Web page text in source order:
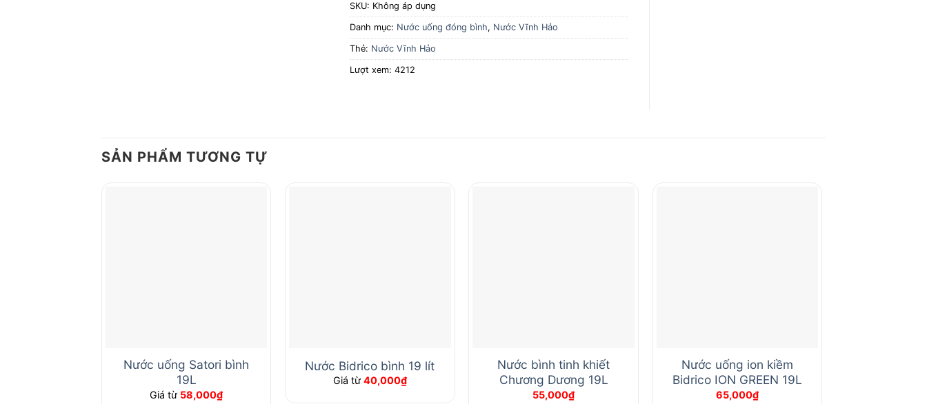
SKU: Không áp dụng
Danh mục: Nước uống đóng bình, Nước Vĩnh Hảo
Thẻ: Nước Vĩnh Hảo
Lượt xem: 4212
SẢN PHẨM TƯƠNG TỰ
Nước uống Satori bình
19L
Giá từ 58,000₫
Nước Bidrico bình 19 lít
Giá từ 40,000₫
Nước bình tinh khiết
Chương Dương 19L
55,000₫
Nước uống ion kiềm
Bidrico ION GREEN 19L
65,000₫